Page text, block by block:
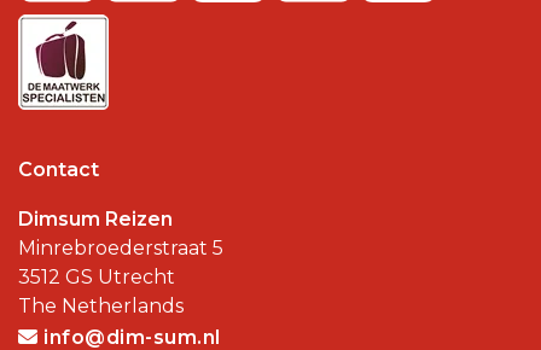
Contact
Dimsum Reizen
Minrebroederstraat 5
3512 GS Utrecht
The Netherlands
info@dim-sum.nl